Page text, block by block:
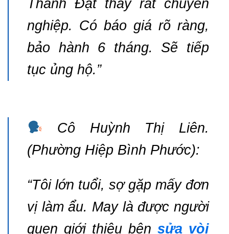
Thành Đạt thấy rất chuyên
nghiệp. Có báo giá rõ ràng,
bảo hành 6 tháng. Sẽ tiếp
tục ủng hộ.”
Cô Huỳnh Thị Liên.
(Phường Hiệp Bình Phước):
“Tôi lớn tuổi, sợ gặp mấy đơn
vị làm ẩu. May là được người
quen giới thiệu bên sửa vòi